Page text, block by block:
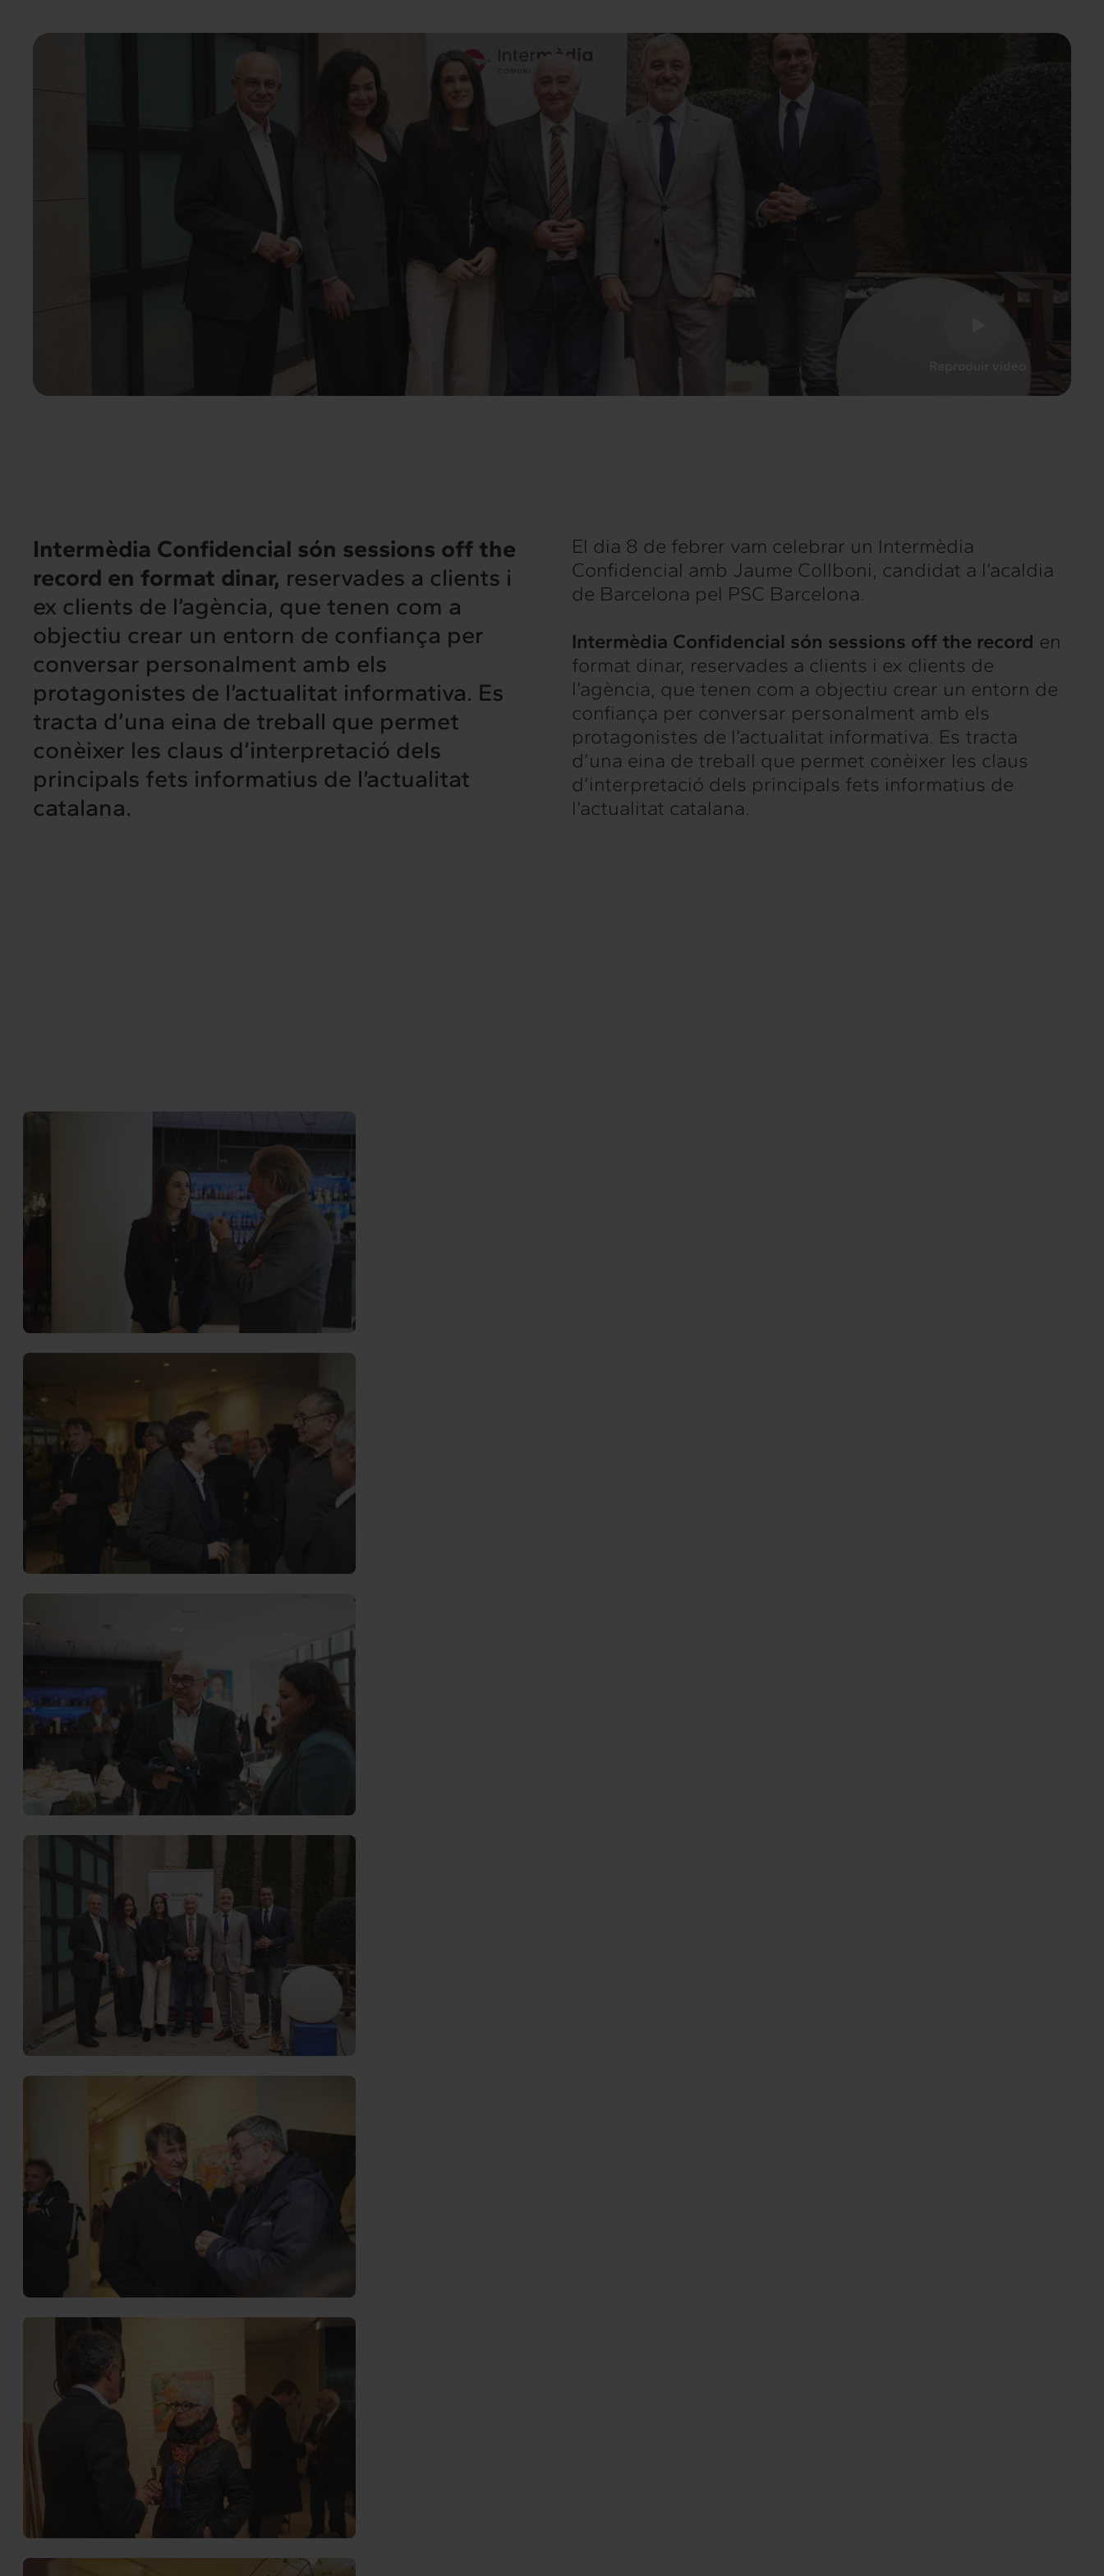
Intermèdia
Sobre nosaltres
Interconnexió
Els nostres serveis
Interrelació Insights
Intermèdia Confidencial són sessions off the
record en format dinar, reservades a clients i
ex clients de l’agència, que tenen com a
objectiu crear un entorn de confiança per
conversar personalment amb els
protagonistes de l’actualitat informativa. Es
tracta d’una eina de treball que permet
conèixer les claus d’interpretació dels
principals fets informatius de l’actualitat
catalana.
El dia 8 de febrer vam celebrar un Intermèdia
Confidencial amb Jaume Collboni, candidat a l’acaldia
de Barcelona pel PSC Barcelona.
Intermèdia Confidencial són sessions off the record en
format dinar, reservades a clients i ex clients de
l’agència, que tenen com a objectiu crear un entorn de
confiança per conversar personalment amb els
protagonistes de l’actualitat informativa. Es tracta
d’una eina de treball que permet conèixer les claus
d’interpretació dels principals fets informatius de
l’actualitat catalana.